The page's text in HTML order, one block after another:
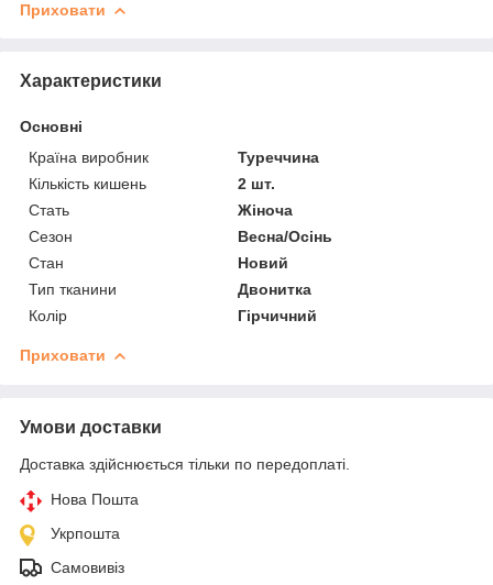
Приховати
Характеристики
Основні
Країна виробник
Туреччина
Кількість кишень
2 шт.
Стать
Жіноча
Сезон
Весна/Осінь
Стан
Новий
Тип тканини
Двонитка
Колір
Гірчичний
Приховати
Умови доставки
Доставка здійснюється тільки по передоплаті.
Нова Пошта
Укрпошта
Самовивіз